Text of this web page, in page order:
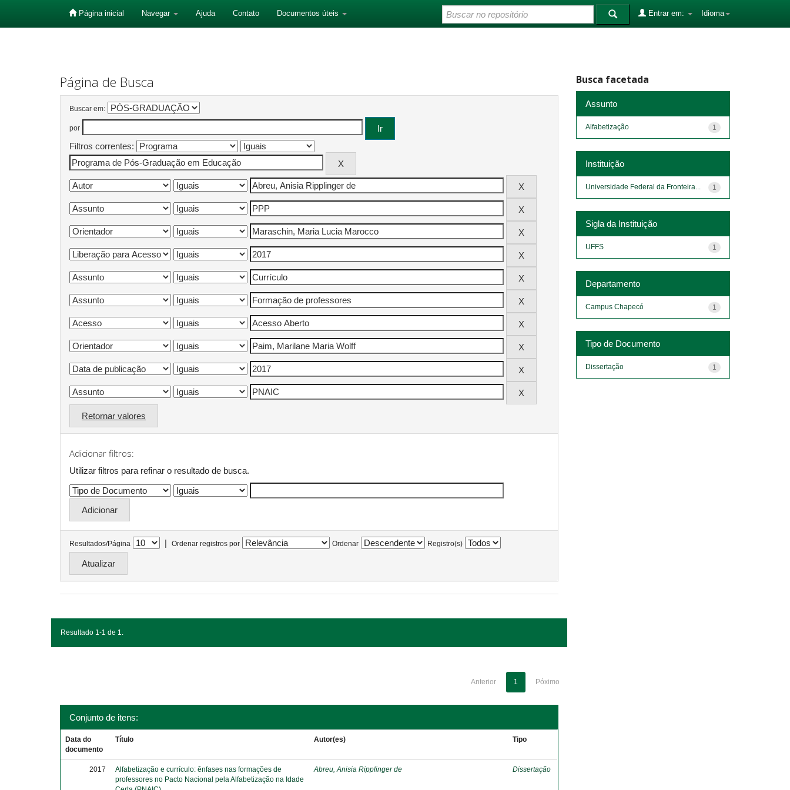
Página inicial Navegar Ajuda Contato Documentos úteis Idioma
Entrar em:
Página de Busca
Buscar em:
por
Filtros correntes:
Retornar valores
Adicionar filtros:
Utilizar filtros para refinar o resultado de busca.
Resultados/Página | Ordenar registros por Ordenar Registro(s)
Resultado 1-1 de 1.
Anterior 1 Póximo
Conjunto de itens:
Data do
documento
Título Autor(es) Tipo
2017
Alfabetização e currículo: ênfases nas formações de
professores no Pacto Nacional pela Alfabetização na Idade
Abreu, Anisia Ripplinger de Dissertação
Busca facetada
Assunto
1
Alfabetização
Instituição
1
Universidade Federal da Fronteira...
Sigla da Instituição
1
UFFS
Departamento
1
Campus Chapecó
Tipo de Documento
1
Dissertação